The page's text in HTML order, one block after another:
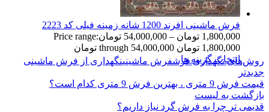
فرش ماشینی افرند 1200 شانه زمینه فیلی کد 2223
1,800,000 تومان –
54,000,000 تومانPrice range:
1,800,000 تومان through 54,000,000 تومان
انتخاب گزینه ها
روش‌های نگهداری فرشفرش ماشینینگهداری از فرش ماشینی
جدیدتر
قیمت فرش 9 متری ، بهترین فرش 9 متری کدام است؟
بازگشت به لیست
قدیمی تر چرا به فرش گرد نیاز داریم؟